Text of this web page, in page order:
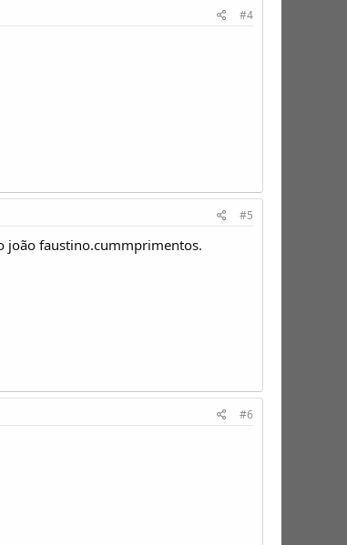
#4
#5
joão faustino.cummprimentos.
#6